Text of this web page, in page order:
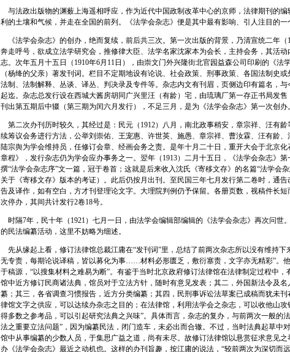
与法政出版物的渊薮上海遥相呼应，作为近代中国政制改革中心的京师，法律期刊的
利的土壤和气候，并走在全国的前列。《法学会杂志》便是其中最有影响、引人注目的一
《法学会杂志》的创办，绝而复续，前后共三次。第一次出版的背景，乃清宣统二年（
奔走呼号，欲成立法学研究会，推修律大臣、法学名家沈家本为会长，主持会务，其活
志。次年五月十五日（1910年6月11日），由崇文门外兴隆街北官园益森公司印刷的《法
（杨绛的父亲）著发刊词。栏目不定期地设有论说、社会政策、刑事政策、各国法制史
法制、法制解释、丛谈、译丛、判决录及专件等。杂志内文有刊眉，页侧边印有篇名，
起迄。杂志总发行设在西城大酱房胡同广兴里汪（有龄）宅，由琉璃厂第一存正书局发
刊出第五期后中辍（第三期为闰六月发行），不足三月，是为《法学会杂志》第一次创办。
第二次办刊历时较久，其经过是：民元（1912）八月，南北政事稍安，章宗祥、汪有
续筹议会务进行方法，公举刘崇佑、王宠惠、许世英、施愚、章宗祥、曹汝霖、汪有龄、
陆宗舆为学会维持员，任修订会章、经画会务之责。是年十月二十日，重开大会于北京
章程》，发行杂志仍为学会应办事务之一。翌年（1913）二月十五日，《法学会杂志》
撰“法学会杂志序”文一篇，冠于卷首；这就是后来收入沈氏《寄移文存》的名篇“法学会
关于《寄移文存》版本的考证）。此后仍按月出刊。至民国三年七月发行第二卷时，通
告及译作，如有空白，方才刊登理论文字。大理院判例仍予保留。各册页数，视稿件长短
次停办，其间共计发行2卷18号。
时隔7年，民十年（1921）七月一日，由法学会编辑部编辑的《法学会杂志》再次问世
的民法编纂活动，这里不妨略为细述。
先从缘起上看，修订法律馆总裁江庸在“发刊词”里，总结了前两次杂志所以没有维持下
无专责，每期论说译稿，皆以募化为事……材料必形匮乏，敷衍塞责，文字亦无精彩”。
于稿源，“以搜集材料之难易为断”。有鉴于当时北京政府修订法律馆在法律制定过程中，
馆中近方修订民商诸法典，馆员对于立法方针，随时有意见发表；其二，外国新法令及
纂；其三，各省调查习惯报告，近方分类编纂；其四，民刑事诉讼法草案已成稿而犹未
律馆文字之供应，可以达续办杂志之目的；在法律馆，利用法学会之杂志，可以收他山攻
得多数之参考品，可以引起研究法典之兴味”。具体而言，杂志的复办，与前两次一般的
法之重要立法问题”，因为编纂民法，闭门造车，未必出而合辙。不过，当时法典起草中
馆中从事编纂的少数人员，于集思广益之道，尚有未尽。故修订法律馆以悬赏征求意见
办《法学会杂志》最近之动机也。这样的办刊旨趣，按江庸的说法，“较前两次为深切而远